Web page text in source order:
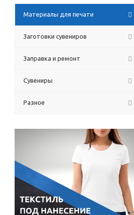
Материалы для печати
Заготовки сувениров
Заправка и ремонт
Сувениры
Разное